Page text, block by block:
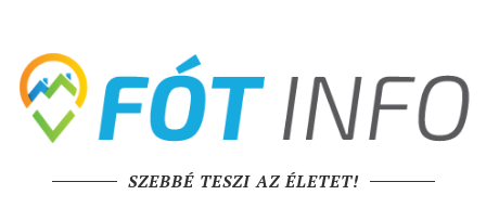
SZEBBÉ TESZI AZ ÉLETET!